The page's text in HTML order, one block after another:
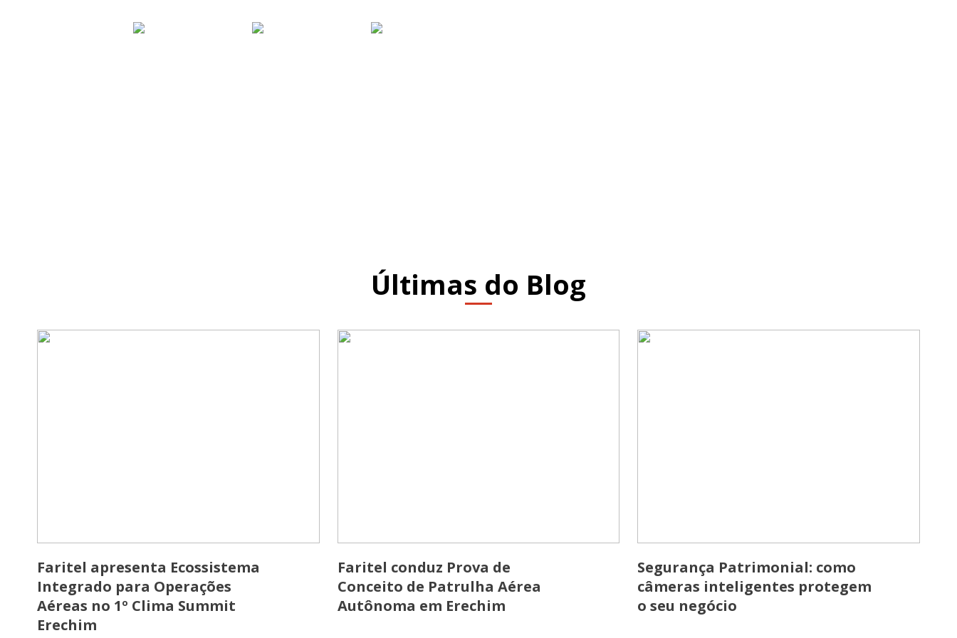
Últimas do Blog
Faritel apresenta Ecossistema
Integrado para Operações
Aéreas no 1º Clima Summit
Erechim
Faritel conduz Prova de
Conceito de Patrulha Aérea
Autônoma em Erechim
Segurança Patrimonial: como
câmeras inteligentes protegem
o seu negócio